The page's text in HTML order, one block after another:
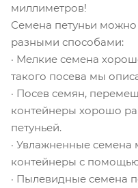
миллиметров!
Семена петуньи
разными способами:
· Мелкие семена
такого посева мы
· Посев семян,
контейнеры хорошо
петуньей.
· Увлажненные семена
контейнеры с
· Пылевидные семена